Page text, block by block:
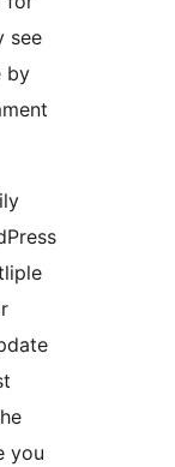
see
by
you